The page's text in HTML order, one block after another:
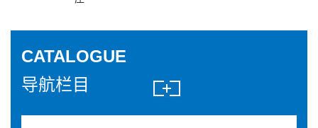
CATALOGUE
导航栏目